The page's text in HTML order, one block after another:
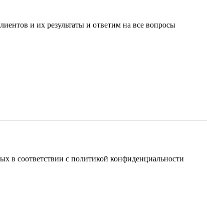
и их результаты и ответим на все вопросы
в соответствии с политикой конфиденциальности